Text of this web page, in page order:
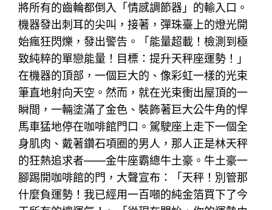
將所有的齒輪都倒入「情感調節器」的輸入口。
機器發出刺耳的尖叫，接著，彈珠臺上的燈光開
始瘋狂閃爍，發出警告。「能量超載！檢測到極
致純粹的單戀能量！目標：提升天秤座運勢！」
在機器的頂部，一個巨大的、像彩虹一樣的光束
筆直地射向天空。然而，就在光束衝出屋頂的一
瞬間，一輛塗滿了金色、裝飾著巨大公牛角的悍
馬車猛地停在咖啡館門口。駕駛座上走下一個全
身肌肉、戴著鑽石項圈的男人，那人正是林天秤
的狂熱追求者——金牛座霸總牛土豪。牛土豪一
腳踢開咖啡館的門，大聲宣布：「天秤！別管那
什麼負運勢！我已經用一百噸的純金箔買下了今